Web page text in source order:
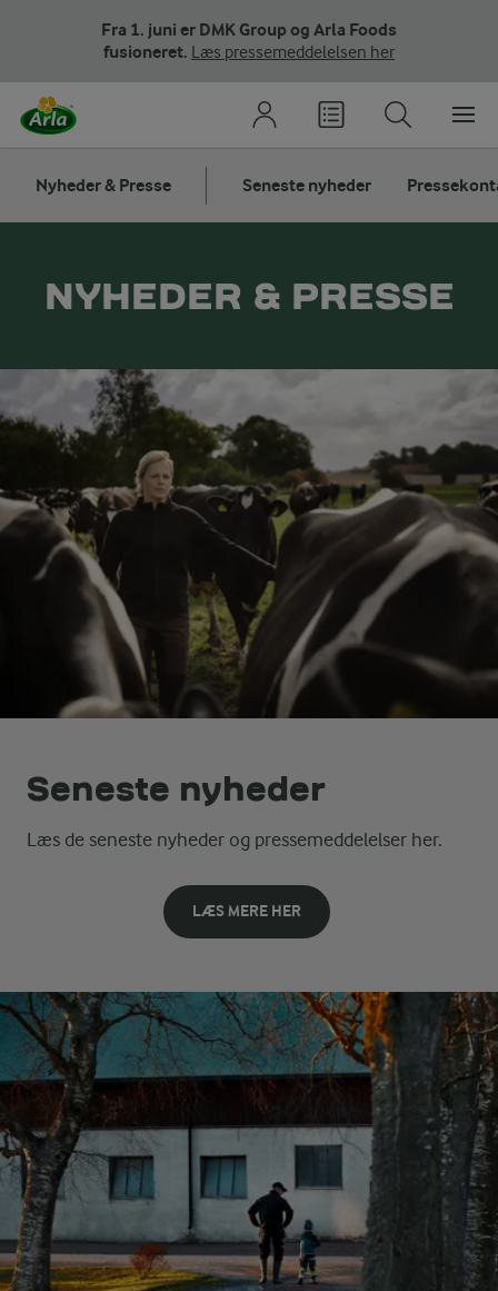
Fra 1. juni er DMK Group og Arla Foods
fusioneret. Læs pressemeddelelsen her
Nyheder & Presse Seneste nyheder
NYHEDER & PRESSE
Seneste nyheder
Læs de seneste nyheder og pressemeddelelser her.
LÆS MERE HER